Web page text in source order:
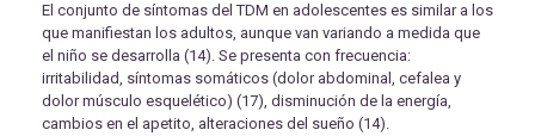
El conjunto de síntomas del TDM en adolescentes es similar a los
que manifiestan los adultos, aunque van variando a medida que
el niño se desarrolla (14). Se presenta con frecuencia:
irritabilidad, síntomas somáticos (dolor abdominal, cefalea y
dolor músculo esquelético) (17), disminución de la energía,
cambios en el apetito, alteraciones del sueño (14).